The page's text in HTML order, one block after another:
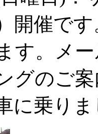
開催で
す。メ
グのご
に乗り